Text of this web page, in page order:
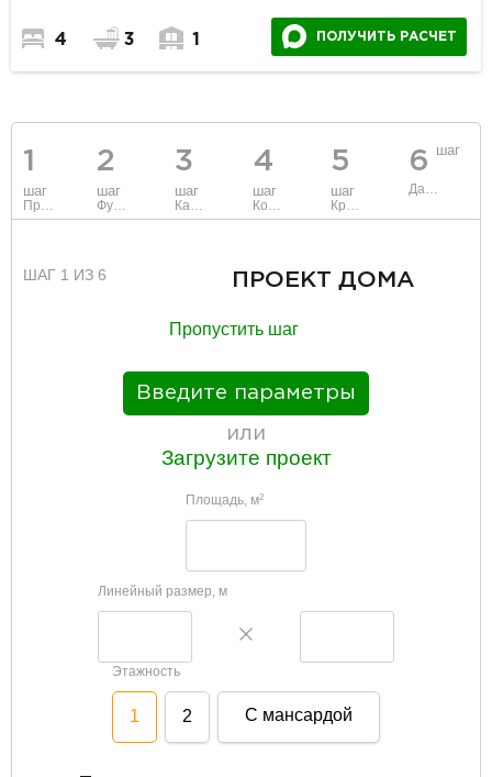
4 3 1 ПОЛУЧИТЬ РАСЧЕТ
1
шаг
Проект
2
шаг
Фундамент
3
шаг
Каркас и стены
4
шаг
Коммуникации
5
шаг
Крыша
6 шаг
Данные
ШАГ 1 ИЗ 6 ПРОЕКТ ДОМА
Пропустить шаг
Введите параметры
или
Загрузите проект
Площадь, м2
Линейный размер, м
Этажность
1 2 С мансардой